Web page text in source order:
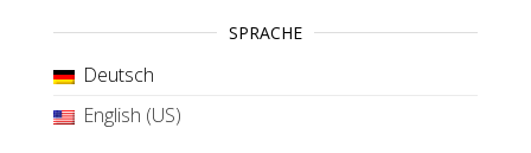
SPRACHE
Deutsch
English (US)